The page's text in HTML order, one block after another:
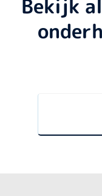
Bekijk